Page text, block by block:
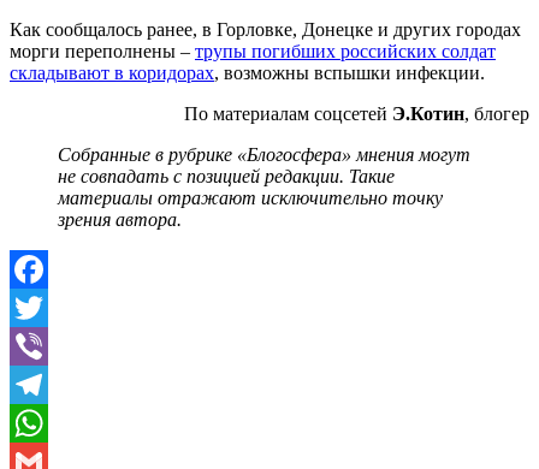
Как сообщалось ранее, в Горловке, Донецке и других городах
морги переполнены – трупы погибших российских солдат
складывают в коридорах, возможны вспышки инфекции.
По материалам соцсетей Э.Котин, блогер
Собранные в рубрике «Блогосфера» мнения могут
не совпадать с позицией редакции. Такие
материалы отражают исключительно точку
зрения автора.
Facebook
Twitter
Viber
Telegram
WhatsApp